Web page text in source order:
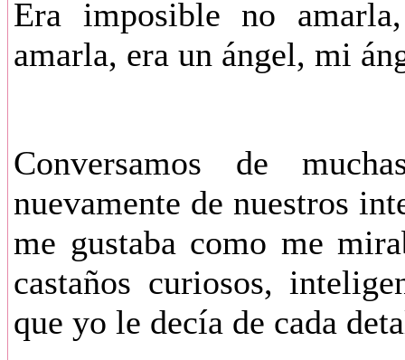
Era imposible no
amarla, era un ángel, mi
Conversamos de
nuevamente de nuestros
me gustaba como me
castaños curiosos,
que yo le decía de cada